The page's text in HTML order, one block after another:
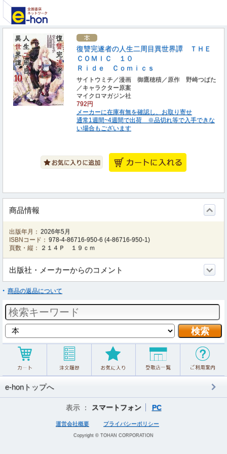
復讐完遂者の人生二周目異世界譚 ＴＨＥ
ＣＯＭＩＣ １０
Ｒｉｄｅ Ｃｏｍｉｃｓ
サイトウミチ／漫画 御鷹穂積／原作 野崎つばた
／キャラクター原案
マイクロマガジン社
792円
メーカーに在庫有無を確認し、お取り寄せ
通常1週間~4週間で出荷 ※品切れ等で入手できな
い場合もございます
商品情報
出版年月： 2026年5月
ISBNコード： 978-4-86716-950-6 (4-86716-950-1)
頁数・縦：
２１４Ｐ １９ｃｍ
出版社・メーカーからのコメント
商品の返品について
e-honトップへ
表示 ： スマートフォン PC
運営会社概要 プライバシーポリシー
Copyright © TOHAN CORPORATION